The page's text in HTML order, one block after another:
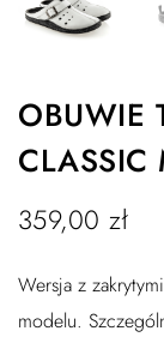
OBUWIE
CLASSIC
359,00zł
Wersja z
modelu.